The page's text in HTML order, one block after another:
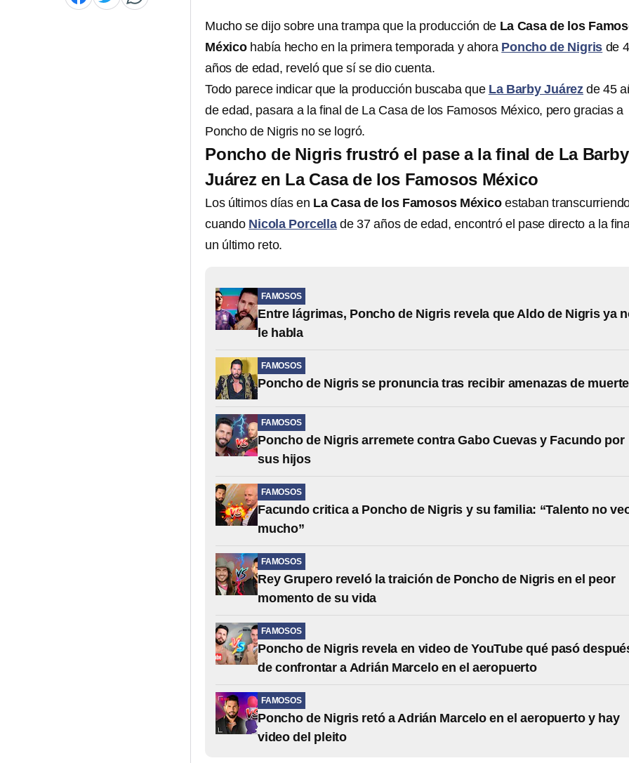
Mucho se dijo sobre una trampa que la producción de La Casa de los
México había hecho en la primera temporada y ahora Poncho de Nigris de
años de edad, reveló que sí se dio cuenta.
Todo parece indicar que la producción buscaba que La Barby Juárez de 45
de edad, pasara a la final de La Casa de los Famosos México, pero gracias a
Poncho de Nigris no se logró.
Poncho de Nigris frustró el pase a la final de La Barby
Juárez en La Casa de los Famosos México
Los últimos días en La Casa de los Famosos Méxicoestaban
cuando Nicola Porcellade 37 años de edad, encontró el pase directo a la
un último reto.
FAMOSOS
Entre lágrimas, Poncho de Nigris revela que Aldo de Nigris ya
le habla
FAMOSOS
Poncho de Nigris se pronuncia tras recibir amenazas de muerte
FAMOSOS
Poncho de Nigris arremete contra Gabo Cuevas y Facundo por
sus hijos
FAMOSOS
Facundo critica a Poncho de Nigris y su familia: “Talento no
mucho”
FAMOSOS
Rey Grupero reveló la traición de Poncho de Nigris en el peor
momento de su vida
FAMOSOS
Poncho de Nigris revela en video de YouTube qué pasó
de confrontar a Adrián Marcelo en el aeropuerto
FAMOSOS
Poncho de Nigris retó a Adrián Marcelo en el aeropuerto y hay
video del pleito